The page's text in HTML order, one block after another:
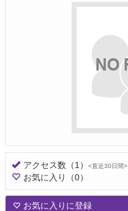
アクセス数 （1） <直近30日間>
お気に入り （0）
お気に入りに登録